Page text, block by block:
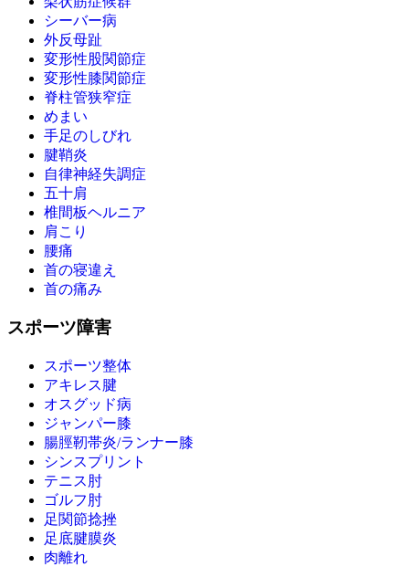
シーバー病
外反母趾
変形性股関節症
変形性膝関節症
脊柱管狭窄症
めまい
手足のしびれ
腱鞘炎
自律神経失調症
五十肩
椎間板ヘルニア
肩こり
腰痛
首の寝違え
首の痛み
スポーツ障害
スポーツ整体
アキレス腱
オスグッド病
ジャンパー膝
腸脛靭帯炎/ランナー膝
シンスプリント
テニス肘
ゴルフ肘
足関節捻挫
足底腱膜炎
肉離れ